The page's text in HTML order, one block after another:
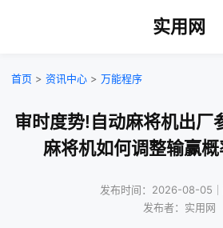
实用网
首页 > 资讯中心 > 万能程序
审时度势!自动麻将机出厂
麻将机如何调整输赢
发布时间：2026-08-05｜
发布者：实用网